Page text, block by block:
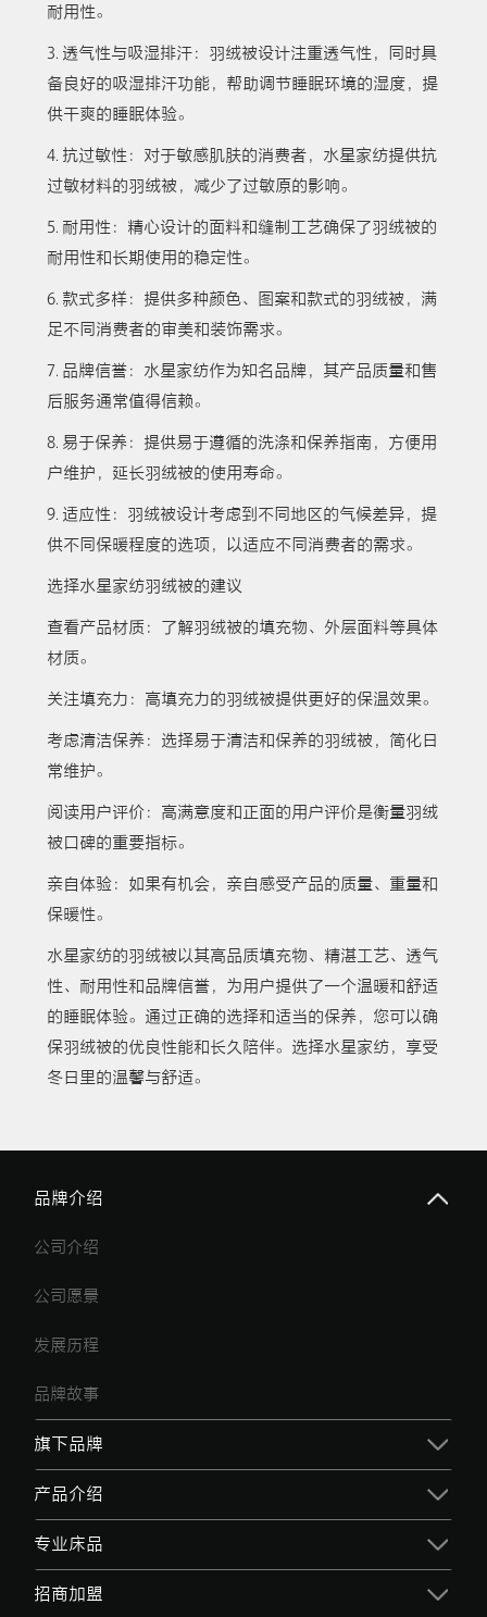
耐用性。
3. 透气性与吸湿排汗：羽绒被设计注重透气性，同时具
备良好的吸湿排汗功能，帮助调节睡眠环境的湿度，提
供干爽的睡眠体验。
4. 抗过敏性：对于敏感肌肤的消费者，水星家纺提供抗
过敏材料的羽绒被，减少了过敏原的影响。
5. 耐用性：精心设计的面料和缝制工艺确保了羽绒被的
耐用性和长期使用的稳定性。
6. 款式多样：提供多种颜色、图案和款式的羽绒被，满
足不同消费者的审美和装饰需求。
7. 品牌信誉：水星家纺作为知名品牌，其产品质量和售
后服务通常值得信赖。
8. 易于保养：提供易于遵循的洗涤和保养指南，方便用
户维护，延长羽绒被的使用寿命。
9. 适应性：羽绒被设计考虑到不同地区的气候差异，提
供不同保暖程度的选项，以适应不同消费者的需求。
选择水星家纺羽绒被的建议
查看产品材质：了解羽绒被的填充物、外层面料等具体
材质。
关注填充力：高填充力的羽绒被提供更好的保温效果。
考虑清洁保养：选择易于清洁和保养的羽绒被，简化日
常维护。
阅读用户评价：高满意度和正面的用户评价是衡量羽绒
被口碑的重要指标。
亲自体验：如果有机会，亲自感受产品的质量、重量和
保暖性。
水星家纺的羽绒被以其高品质填充物、精湛工艺、透气
性、耐用性和品牌信誉，为用户提供了一个温暖和舒适
的睡眠体验。通过正确的选择和适当的保养，您可以确
保羽绒被的优良性能和长久陪伴。选择水星家纺，享受
冬日里的温馨与舒适。
品牌介绍
公司介绍
公司愿景
发展历程
品牌故事
旗下品牌
产品介绍
专业床品
招商加盟